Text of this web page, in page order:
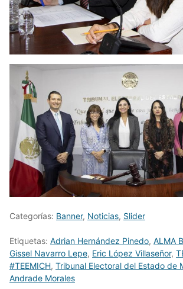
Categorías: Banner, Noticias, Slider
Etiquetas: Adrian Hernández Pinedo, ALMA
Gissel Navarro Lepe, Eric López Villaseñor,
#TEEMICH, Tribunal Electoral del Estado de
Andrade Morales